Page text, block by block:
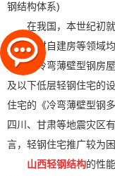
钢结构体系)
在我国，本世纪初
区、农村自建房等领域
《低层冷弯薄壁型钢房
及以下低层轻钢住宅的
住宅的《冷弯薄壁型钢
四川、甘肃等地震灾区
言，轻钢住宅推广较为
山西轻钢结构的性